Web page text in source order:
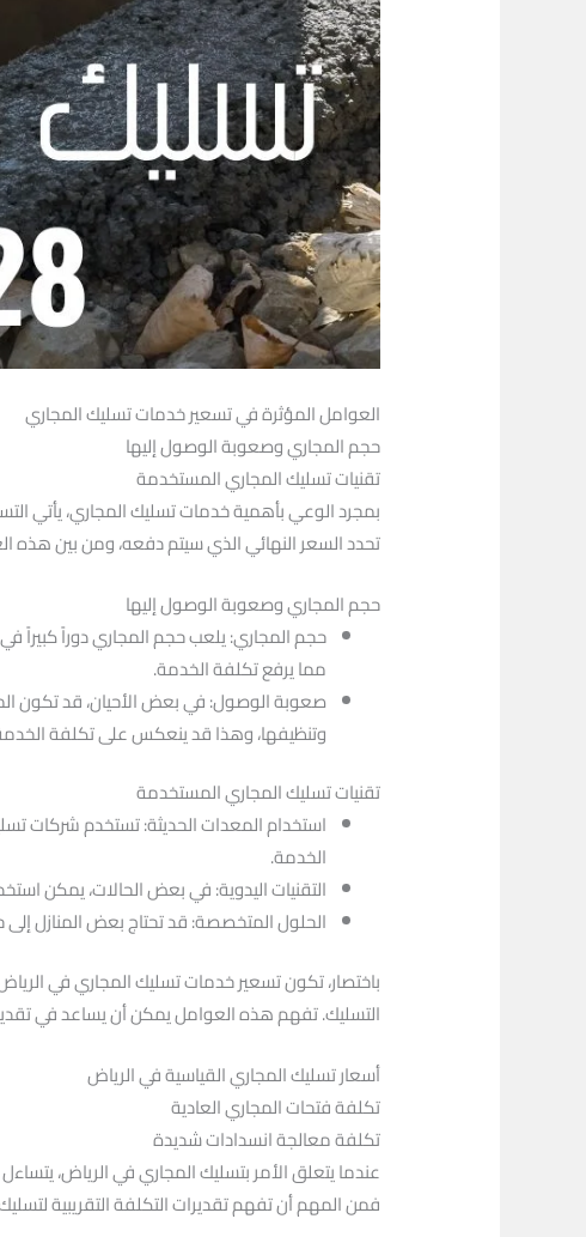
العوامل المؤثرة في تسعير خدمات تسليك المجاري
حجم المجاري وصعوبة الوصول إليها
تقنيات تسليك المجاري المستخدمة
بمجرد الوعي بأهمية خدمات تسليك المجاري، يأتي
تحدد السعر النهائي الذي سيتم دفعه، ومن بين هذه
حجم المجاري وصعوبة الوصول إليها
حجم المجاري: يلعب حجم المجاري دوراً كبيراً
مما يرفع تكلفة الخدمة.
صعوبة الوصول: في بعض الأحيان، قد تكون
وتنظيفها، وهذا قد ينعكس على تكلفة
تقنيات تسليك المجاري المستخدمة
استخدام المعدات الحديثة: تستخدم شركات
الخدمة.
التقنيات اليدوية: في بعض الحالات، يمكن
الحلول المتخصصة: قد تحتاج بعض المنازل
باختصار، تكون تسعير خدمات تسليك المجاري في
التسليك. تفهم هذه العوامل يمكن أن يساعد في
أسعار تسليك المجاري القياسية في الرياض
تكلفة فتحات المجاري العادية
تكلفة معالجة انسدادات شديدة
عندما يتعلق الأمر بتسليك المجاري في الرياض،
فمن المهم أن تفهم تقديرات التكلفة التقريبية